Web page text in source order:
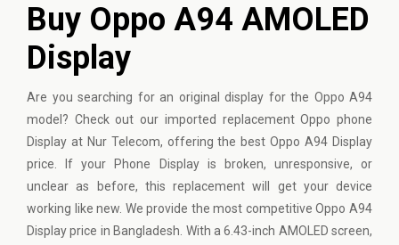
Buy Oppo A94 AMOLED
Display
Are you searching for an original display for the Oppo A94
model? Check out our imported replacement Oppo phone
Display at Nur Telecom, offering the best Oppo A94 Display
price. If your Phone Display is broken, unresponsive, or
unclear as before, this replacement will get your device
working like new. We provide the most competitive Oppo A94
Display price in Bangladesh. With a 6.43-inch AMOLED screen,